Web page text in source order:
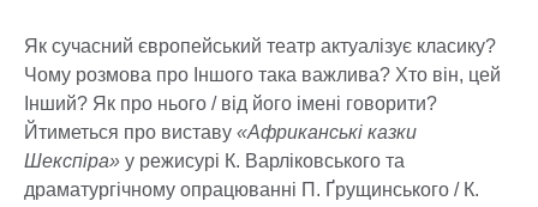
Як сучасний європейський театр актуалізує класику?
Чому розмова про Іншого така важлива? Хто він, цей
Інший? Як про нього / від його імені говорити?
Йтиметься про виставу «Африканські казки
Шекспіра» у режисурі К. Варліковського та
драматургічному опрацюванні П. Ґрущинського / К.